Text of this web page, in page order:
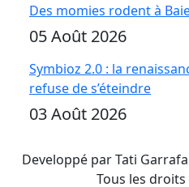
Des momies rodent à
05 Août 2026
Symbioz 2.0 : la
refuse de s’éteindre
03 Août 2026
Developpé par Tati
Tous les